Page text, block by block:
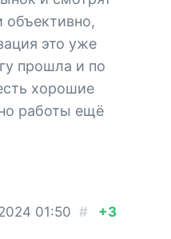
объективно,
это уже
прошла и по
хорошие
работы ещё
01:50 # +3